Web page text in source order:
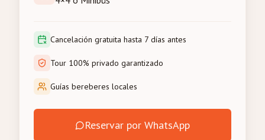
Cancelación gratuita hasta 7 días antes
Tour 100% privado garantizado
Guías bereberes locales
Reservar por WhatsApp